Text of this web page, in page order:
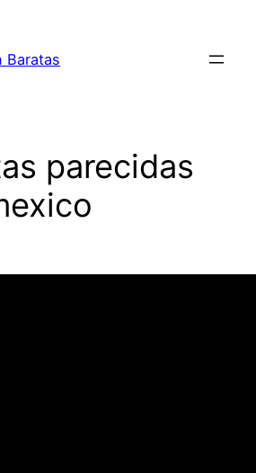
Baratas
parecidas